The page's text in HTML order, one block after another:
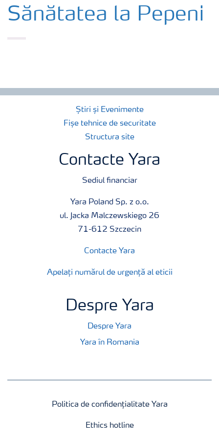
Cultură
Sănătatea la Pepeni
Știri și Evenimente
Fișe tehnice de securitate
Structura site
Contacte Yara
Sediul financiar
Yara Poland Sp. z o.o.
ul. Jacka Malczewskiego 26
71-612 Szczecin
Contacte Yara
Apelați numărul de urgență al eticii
Despre Yara
Despre Yara
Yara în Romania
Politica de confidențialitate Yara
Ethics hotline